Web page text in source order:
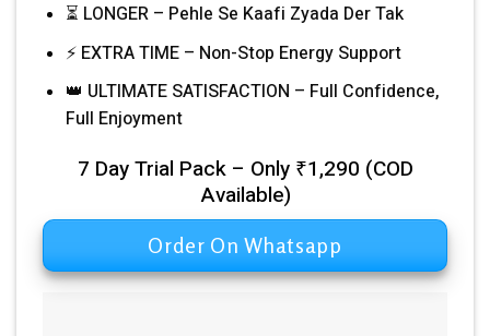
⏳ LONGER – Pehle Se Kaafi Zyada Der Tak
⚡ EXTRA TIME – Non-Stop Energy Support
👑 ULTIMATE SATISFACTION – Full Confidence,
Full Enjoyment
7 Day Trial Pack – Only ₹1,290 (COD
Available)
Order On Whatsapp